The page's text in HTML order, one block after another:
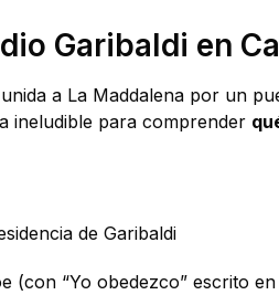
Garibaldi en
a La Maddalena por un
ineludible para comprender
de Garibaldi
(con “Yo obedezco” escrito